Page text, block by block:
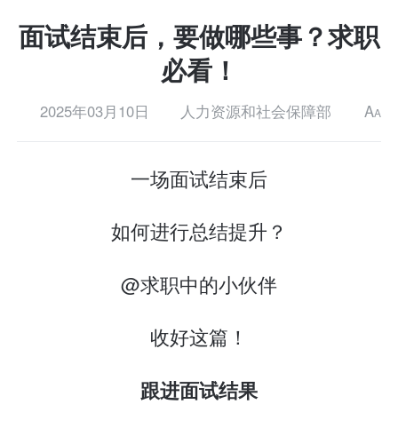
面试结束后，要做哪些事？求职
必看！
2025年03月10日 人力资源和社会保障部 AA
一场面试结束后
如何进行总结提升？
@求职中的小伙伴
收好这篇！
跟进面试结果